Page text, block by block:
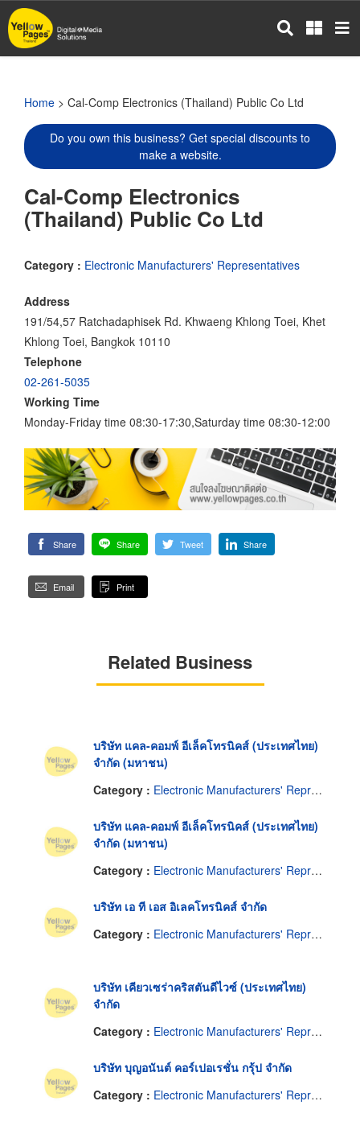
Skip
to
main
Home > Cal-Comp Electronics (Thailand) Public Co Ltd
Do you own this business? Get special discounts to
make a website.
Cal-Comp Electronics
(Thailand) Public Co Ltd
Category : Electronic Manufacturers' Representatives
Address
191/54,57 Ratchadaphisek Rd. Khwaeng Khlong Toei, Khet
Khlong Toei, Bangkok 10110
Telephone
02-261-5035
Working Time
Monday-Friday time 08:30-17:30,Saturday time 08:30-12:00
Share Share Tweet Share
Email Print
Related Business
บริษัท แคล-คอมพ์ อีเล็คโทรนิคส์ (ประเทศไทย)
จำกัด (มหาชน)
Category : Electronic Manufacturers' Representatives
บริษัท แคล-คอมพ์ อีเล็คโทรนิคส์ (ประเทศไทย)
จำกัด (มหาชน)
Category : Electronic Manufacturers' Representatives
บริษัท เอ ที เอส อิเลคโทรนิคส์ จำกัด
Category : Electronic Manufacturers' Representatives
บริษัท เคียวเซร่าคริสตันดีไวซ์ (ประเทศไทย)
จำกัด
Category : Electronic Manufacturers' Representatives
บริษัท บุญอนันต์ คอร์เปอเรชั่น กรุ้ป จำกัด
Category : Electronic Manufacturers' Representatives